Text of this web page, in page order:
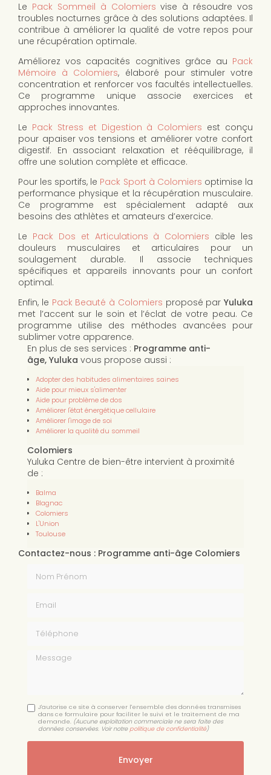
Le Pack Sommeil à Colomiers vise à résoudre vos
troubles nocturnes grâce à des solutions adaptées. Il
contribue à améliorer la qualité de votre repos pour
une récupération optimale.
Améliorez vos capacités cognitives grâce au Pack
Mémoire à Colomiers, élaboré pour stimuler votre
concentration et renforcer vos facultés intellectuelles.
Ce programme unique associe exercices et
approches innovantes.
Le Pack Stress et Digestion à Colomiers est conçu
pour apaiser vos tensions et améliorer votre confort
digestif. En associant relaxation et rééquilibrage, il
offre une solution complète et efficace.
Pour les sportifs, le Pack Sport à Colomiers optimise la
performance physique et la récupération musculaire.
Ce programme est spécialement adapté aux
besoins des athlètes et amateurs d’exercice.
Le Pack Dos et Articulations à Colomiers cible les
douleurs musculaires et articulaires pour un
soulagement durable. Il associe techniques
spécifiques et appareils innovants pour un confort
optimal.
Enfin, le Pack Beauté à Colomiers proposé par Yuluka
met l’accent sur le soin et l’éclat de votre peau. Ce
programme utilise des méthodes avancées pour
sublimer votre apparence.
En plus de ses services : Programme anti-
âge, Yuluka vous propose aussi :
Adopter des habitudes alimentaires saines
Aide pour mieux s'alimenter
Aide pour problème de dos
Améliorer l'état énergétique cellulaire
Améliorer l'image de soi
Améliorer la qualité du sommeil
Colomiers
Yuluka Centre de bien-être intervient à proximité
de :
Balma
Blagnac
Colomiers
L'Union
Toulouse
Contactez-nous : Programme anti-âge Colomiers
Message
J'autorise ce site à conserver l'ensemble des données transmises
dans ce formulaire pour faciliter le suivi et le traitement de ma
demande. (Aucune exploitation commerciale ne sera faite des
données conservées. Voir notre politique de confidentialité)